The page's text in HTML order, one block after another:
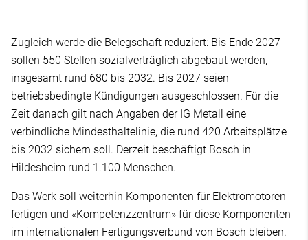
Zugleich werde die Belegschaft reduziert: Bis Ende 2027
sollen 550 Stellen sozialverträglich abgebaut werden,
insgesamt rund 680 bis 2032. Bis 2027 seien
betriebsbedingte Kündigungen ausgeschlossen. Für die
Zeit danach gilt nach Angaben der IG Metall eine
verbindliche Mindesthaltelinie, die rund 420 Arbeitsplätze
bis 2032 sichern soll. Derzeit beschäftigt Bosch in
Hildesheim rund 1.100 Menschen.
Das Werk soll weiterhin Komponenten für Elektromotoren
fertigen und «Kompetenzzentrum» für diese Komponenten
im internationalen Fertigungsverbund von Bosch bleiben.